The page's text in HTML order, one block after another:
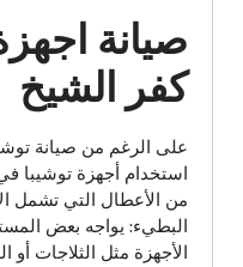
صيانة
كفر الشيخ
على الرغم من صيانة
استخدام أجهزة توشيبا
من الأعطال التي تشمل
البطيء: يواجه بعض
الأجهزة مثل الثلاجات